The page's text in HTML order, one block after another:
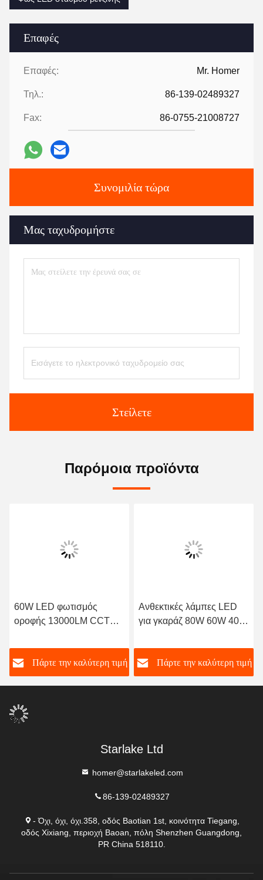
Επαφές
Επαφές: Mr. Homer
Τηλ.: 86-139-02489327
Fax: 86-0755-21008727
Συνομιλία τώρα
Μας ταχυδρομήστε
Στείλετε
Παρόμοια προϊόντα
60W LED φωτισμός
οροφής 13000LM CCT
Αδιάβροχο τετραγωνικό
φωτισμόΠάρτε την καλύτερη τιμή
Ανθεκτικές λάμπες LED
για γκαράζ 80W 60W 40W
Πάρτε την καλύτερη τιμή
Starlake Ltd
homer@starlakeled.com
86-139-02489327
- Όχι, όχι, όχι.358, οδός Baotian 1st, κοινότητα Tiegang,
οδός Xixiang, περιοχή Baoan, πόλη Shenzhen Guangdong,
PR China 518110.